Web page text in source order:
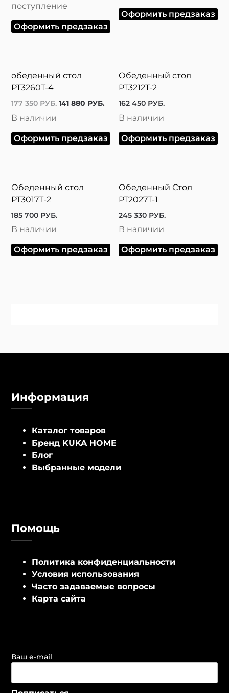
поступление
Оформить предзаказ
Оформить предзаказ
обеденный стол
PT3260T-4
177 350РУБ. 141 880 РУБ.
В наличии
Оформить предзаказ
Обеденный стол
PT3212T-2
162 450 РУБ.
В наличии
Оформить предзаказ
Обеденный стол
РТ3017Т-2
185 700 РУБ.
В наличии
Оформить предзаказ
Обеденный Стол
PT2027T-1
245 330 РУБ.
В наличии
Оформить предзаказ
Информация
Каталог товаров
Бренд KUKA HOME
Блог
Выбранные модели
Помощь
Политика конфиденциальности
Условия использования
Часто задаваемые вопросы
Карта сайта
Ваш e-mail